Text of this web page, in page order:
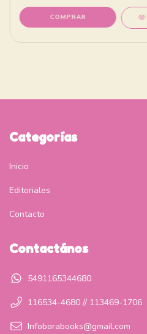
Categorías
Inicio
Editoriales
Contacto
Contactános
5491165344680
116534-4680 // 113469-1706
Infoborabooks@gmail.com